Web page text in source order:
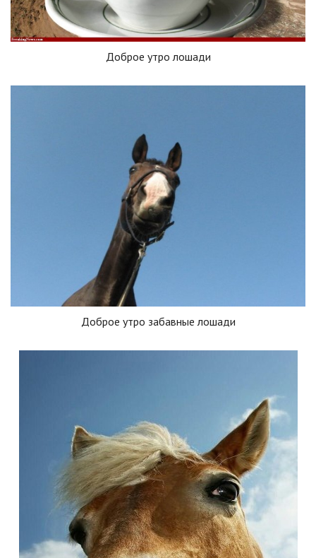
Доброе утро лошади
Доброе утро забавные лошади